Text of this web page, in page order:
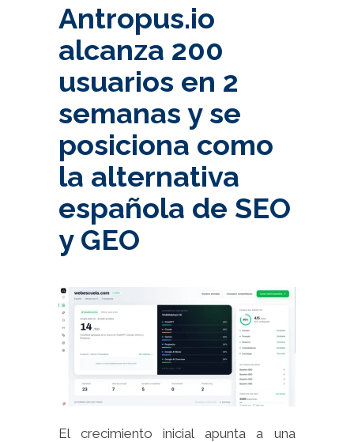
Antropus.io
alcanza 200
usuarios en 2
semanas y se
posiciona como
la alternativa
española de SEO
y GEO
El crecimiento inicial apunta a una